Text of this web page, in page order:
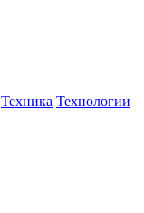
Техника Технологии